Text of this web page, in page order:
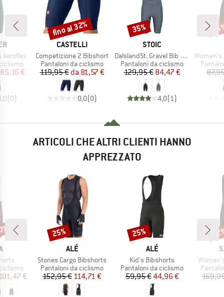
ridotto
85,16 €
(0)
MARCHIO
CASTELLI
Articolo
Competizione 2 Bibshort
Gruppo di prodotti
Pantaloni da ciclismo
Prezzo
119,95 € Prezzo ridotto
da 81,57 €
0,0(0)
Sconto
fino al 32%
MARCHIO
STOIC
Articolo
DalslandSt. Gravel Bib Shorts II
Gruppo di prodotti
Pantaloni da ciclismo
Prezzo
129,95 €Prezzo ridotto
84,47 €
4,0(1 )
Sconto
35%
Articolo
Women's Pragma
ARTICOLI CHE ALTRI CLIENTI HANNO
APPREZZATO
ridotto
€
MARCHIO
ALÉ
Articolo
Stones Cargo Bibshorts
Gruppo di prodotti
Pantaloni da ciclismo
Prezzo
152,95 €Prezzo ridotto
114,71 €
Sconto
25%
MARCHIO
ALÉ
Articolo
Kid's Bibshorts
Gruppo di prodotti
Pantaloni da ciclismo
Prezzo
59,95 €Prezzo ridotto
44,96 €
Sconto
25%
Articolo